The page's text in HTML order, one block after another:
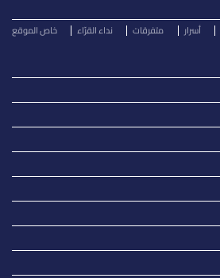
أسرار متفرقات نداء القرّاء خاص الموقع